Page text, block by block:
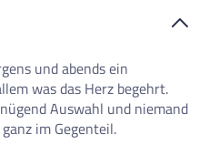
und abends ein
was das Herz begehrt.
Auswahl und niemand
im Gegenteil.